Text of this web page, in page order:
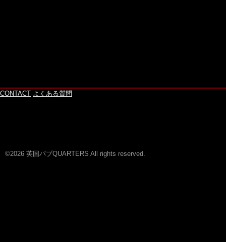
CONTACT よくある質問
©2026 英国パブQUARTERS All rights reserved.